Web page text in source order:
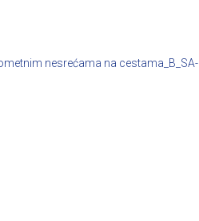
nesrećama na cestama_B_SA-